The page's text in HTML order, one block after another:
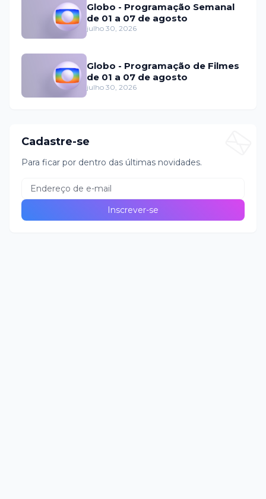
Globo - Programação Semanal
de 01 a 07 de agosto
julho 30, 2026
Globo - Programação de Filmes
de 01 a 07 de agosto
julho 30, 2026
Cadastre-se
Para ficar por dentro das últimas novidades.